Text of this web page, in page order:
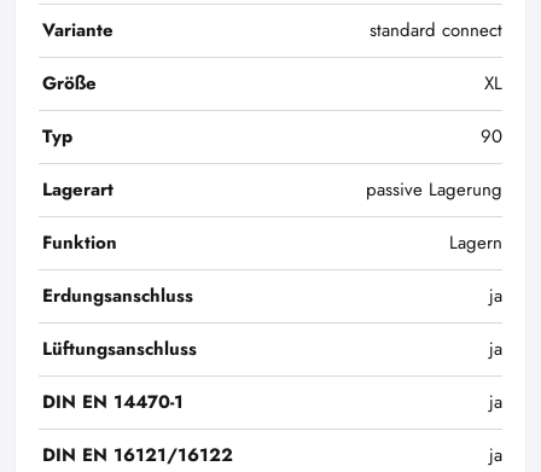
Variante
standard connect
Größe
XL
Typ
90
Lagerart
passive Lagerung
Funktion
Lagern
Erdungsanschluss
ja
Lüftungsanschluss
ja
DIN EN 14470-1
ja
DIN EN 16121/16122
ja